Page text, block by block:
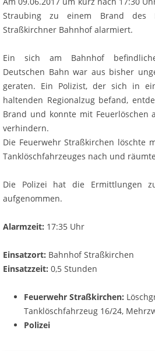
Straubing zu einem Brand des
Straßkirchner Bahnhof alarmiert.
Ein sich am Bahnhof
Deutschen Bahn war aus bisher
geraten. Ein Polizist, der sich in
haltenden Regionalzug befand,
Brand und konnte mit Feuerlöschen
verhindern.
Die Feuerwehr Straßkirchen löschte
Tanklöschfahrzeuges nach und
Die Polizei hat die Ermittlungen
aufgenommen.
Alarmzeit: 17:35 Uhr
Einsatzort: Bahnhof Straßkirchen
Einsatzzeit: 0,5 Stunden
Feuerwehr Straßkirchen:
Tanklöschfahrzeug 16/24,
Polizei